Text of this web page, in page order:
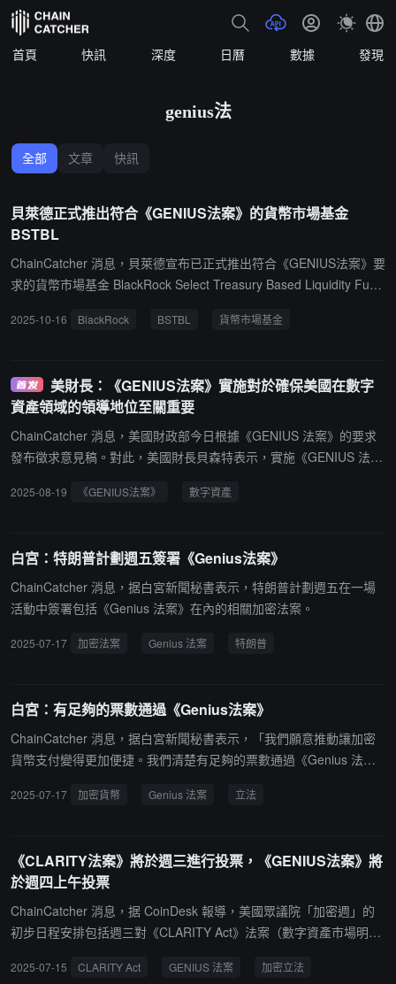
首頁 快訊 深度 日曆 數據 發現
genius法
全部 文章 快訊
貝萊德正式推出符合《GENIUS法案》的貨幣市場基金
BSTBL
ChainCatcher 消息，貝萊德宣布已正式推出符合《GENIUS法案》要
求的貨幣市場基金 BlackRock Select Treasury Based Liquidity Fun
部署的投資策略包括：將隔夜回購協議納入合格資產範圍，縮短美國
2025-10-16 BlackRock BSTBL 貨幣市場基金
美財長：《GENIUS法案》實施對於確保美國在數字
資產領域的領導地位至關重要
ChainCatcher 消息，美國財政部今日根據《GENIUS 法案》的要求
發布徵求意見稿。對此，美國財長貝森特表示，實施《GENIUS 法
大全球數十億人的美元使用渠道，並導致對支持穩定幣的美國國債的
2025-08-19 《GENIUS法案》 數字資產
白宮：特朗普計劃週五簽署《Genius法案》
ChainCatcher 消息，据白宮新聞秘書表示，特朗普計劃週五在一場
活動中簽署包括《Genius 法案》在內的相關加密法案。
2025-07-17 加密法案 Genius 法案 特朗普
白宮：有足夠的票數通過《Genius法案》
ChainCatcher 消息，据白宮新聞秘書表示，「我們願意推動讓加密
貨幣支付變得更加便捷。我們清楚有足夠的票數通過《Genius 法
2025-07-17 加密貨幣 Genius 法案 立法
《CLARITY法案》將於週三進行投票，《GENIUS法案》將
於週四上午投票
ChainCatcher 消息，据 CoinDesk 報導，美國眾議院「加密週」的
初步日程安排包括週三對《CLARITY Act》法案（數字資產市場明確
創新建立法案）投票。美國國會預計將推動美國加密立法達到前所未
2025-07-15 CLARITY Act GENIUS 法案 加密立法